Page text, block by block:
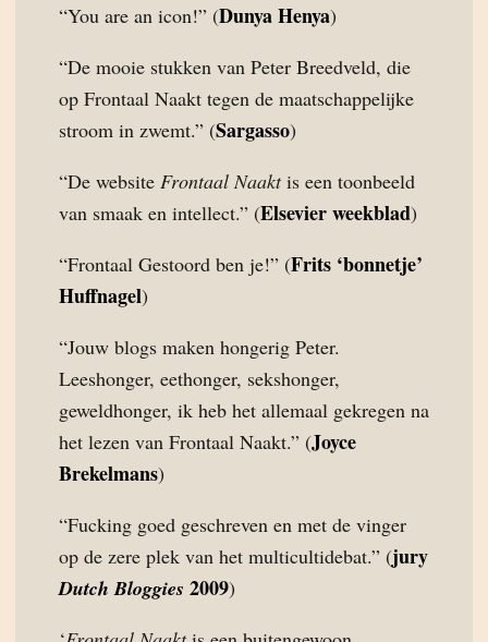
“You are an icon!” (Dunya Henya)
“De mooie stukken van Peter Breedveld, die
op Frontaal Naakt tegen de maatschappelijke
stroom in zwemt.” (Sargasso)
“De website Frontaal Naaktis een toonbeeld
van smaak en intellect.” (Elsevier weekblad)
“Frontaal Gestoord ben je!” (Frits ‘bonnetje’
Huffnagel)
“Jouw blogs maken hongerig Peter.
Leeshonger, eethonger, sekshonger,
geweldhonger, ik heb het allemaal gekregen na
het lezen van Frontaal Naakt.” (Joyce
Brekelmans)
“Fucking goed geschreven en met de vinger
op de zere plek van het multicultidebat.” (jury
Dutch Bloggies 2009)